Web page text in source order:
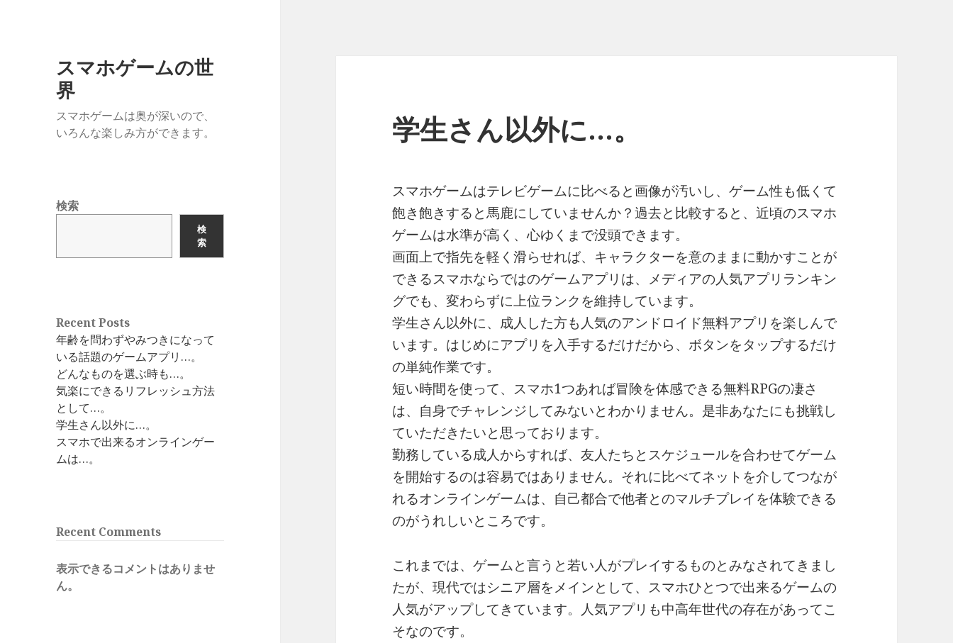
スマホゲームの世
界
スマホゲームは奥が深いので、
いろんな楽しみ方ができます。
検索
検
索
Recent Posts
年齢を問わずやみつきになって
いる話題のゲームアプリ…。
どんなものを選ぶ時も…。
気楽にできるリフレッシュ方法
として…。
学生さん以外に…。
スマホで出来るオンラインゲー
ムは…。
Recent Comments
表示できるコメントはありませ
ん。
学生さん以外に…。
スマホゲームはテレビゲームに比べると画像が汚いし、ゲーム性も低くて
飽き飽きすると馬鹿にしていませんか？過去と比較すると、近頃のスマホ
ゲームは水準が高く、心ゆくまで没頭できます。
画面上で指先を軽く滑らせれば、キャラクターを意のままに動かすことが
できるスマホならではのゲームアプリは、メディアの人気アプリランキン
グでも、変わらずに上位ランクを維持しています。
学生さん以外に、成人した方も人気のアンドロイド無料アプリを楽しんで
います。はじめにアプリを入手するだけだから、ボタンをタップするだけ
の単純作業です。
短い時間を使って、スマホ1つあれば冒険を体感できる無料RPGの凄さ
は、自身でチャレンジしてみないとわかりません。是非あなたにも挑戦し
ていただきたいと思っております。
勤務している成人からすれば、友人たちとスケジュールを合わせてゲーム
を開始するのは容易ではありません。それに比べてネットを介してつなが
れるオンラインゲームは、自己都合で他者とのマルチプレイを体験できる
のがうれしいところです。
これまでは、ゲームと言うと若い人がプレイするものとみなされてきまし
たが、現代ではシニア層をメインとして、スマホひとつで出来るゲームの
人気がアップしてきています。人気アプリも中高年世代の存在があってこ
そなのです。